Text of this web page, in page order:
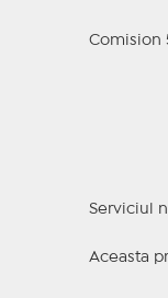
Comision
Serviciul
Aceasta